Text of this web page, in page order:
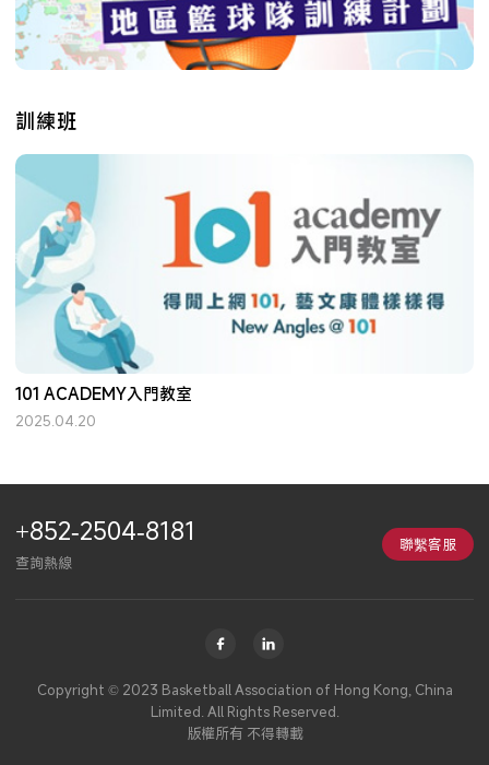
訓練班
101 ACADEMY入門教室
2025.04.20
+852-2504-8181
查詢熱線
聯繫客服
Copyright © 2023 Basketball Association of Hong Kong, China
Limited. All Rights Reserved.
版權所有 不得轉載